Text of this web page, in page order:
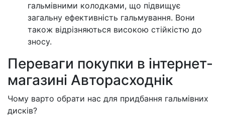
гальмівними колодками, що підвищує
загальну ефективність гальмування. Вони
також відрізняються високою стійкістю до
зносу.
Переваги покупки в інтернет-
магазині Авторасходнік
Чому варто обрати нас для придбання гальмівних
дисків?